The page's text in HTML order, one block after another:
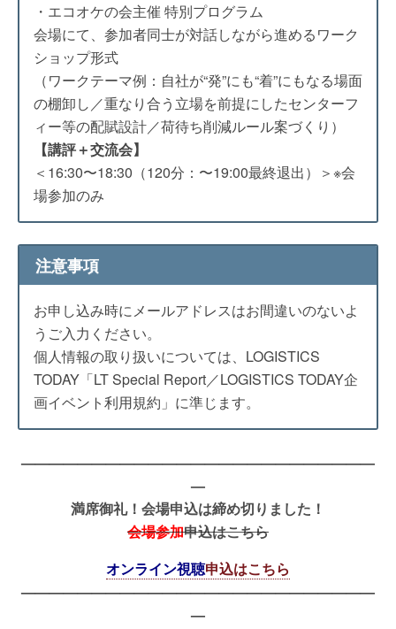
・エコオケの会主催 特別プログラム
会場にて、参加者同士が対話しながら進めるワーク
ショップ形式
（ワークテーマ例：自社が“発”にも“着”にもなる場面
の棚卸し／重なり合う立場を前提にしたセンターフ
ィー等の配賦設計／荷待ち削減ルール案づくり）
【講評＋交流会】
＜16:30〜18:30（120分：〜19:00最終退出）＞※会
場参加のみ
注意事項
お申し込み時にメールアドレスはお間違いのないよ
うご入力ください。
個人情報の取り扱いについては、LOGISTICS
TODAY「LT Special Report／LOGISTICS TODAY企
画イベント利用規約」に準じます。
—————————————————————————
—
満席御礼！会場申込は締め切りました！
会場参加申込はこちら
オンライン視聴申込はこちら
—————————————————————————
—